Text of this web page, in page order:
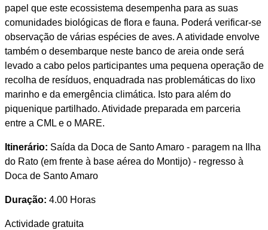
papel que este ecossistema desempenha para as suas
comunidades biológicas de flora e fauna. Poderá verificar-se
observação de várias espécies de aves. A atividade envolve
também o desembarque neste banco de areia onde será
levado a cabo pelos participantes uma pequena operação de
recolha de resíduos, enquadrada nas problemáticas do lixo
marinho e da emergência climática. Isto para além do
piquenique partilhado. Atividade preparada em parceria
entre a CML e o MARE.
Itinerário: Saída da Doca de Santo Amaro - paragem na Ilha
do Rato (em frente à base aérea do Montijo) - regresso à
Doca de Santo Amaro
Duração: 4.00 Horas
Actividade gratuita